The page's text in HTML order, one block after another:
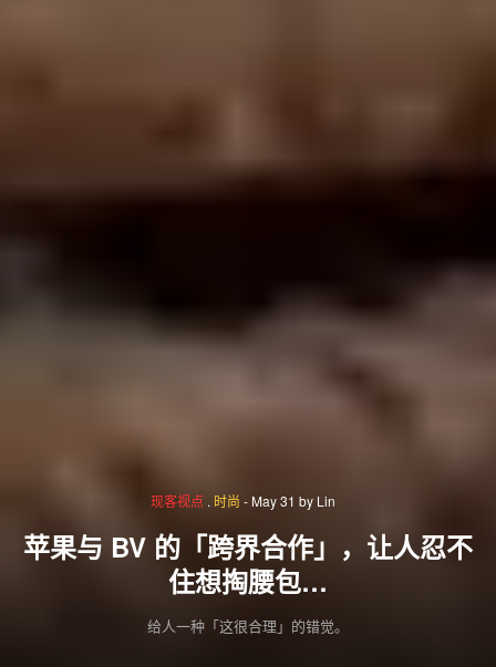
现客视点 . 时尚 - May 31 by Lin
苹果与 BV 的「跨界合作」，让人忍不
住想掏腰包…
给人一种「这很合理」的错觉。